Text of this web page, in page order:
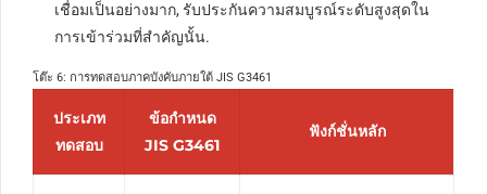
เชื่อมเป็นอย่างมาก, รับประกันความสมบูรณ์ระดับสูงสุดใน
การเข้าร่วมที่สำคัญนั้น.
โต๊ะ 6: การทดสอบภาคบังคับภายใต้ JIS G3461
ประเภท
ทดสอบ
ข้อกำหนด
JIS G3461
ฟังก์ชั่นหลัก